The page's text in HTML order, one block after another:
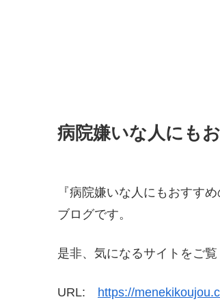
病院嫌いな人にも
『病院嫌いな人にもおすす
ブログです。
是非、気になるサイトをご覧
URL: https://